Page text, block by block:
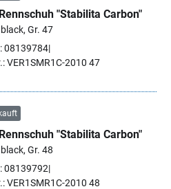
"Stabilita Carbon"
Gr. 47
08139784
VER1SMR1C-2010 47
"Stabilita Carbon"
Gr. 48
08139792
VER1SMR1C-2010 48